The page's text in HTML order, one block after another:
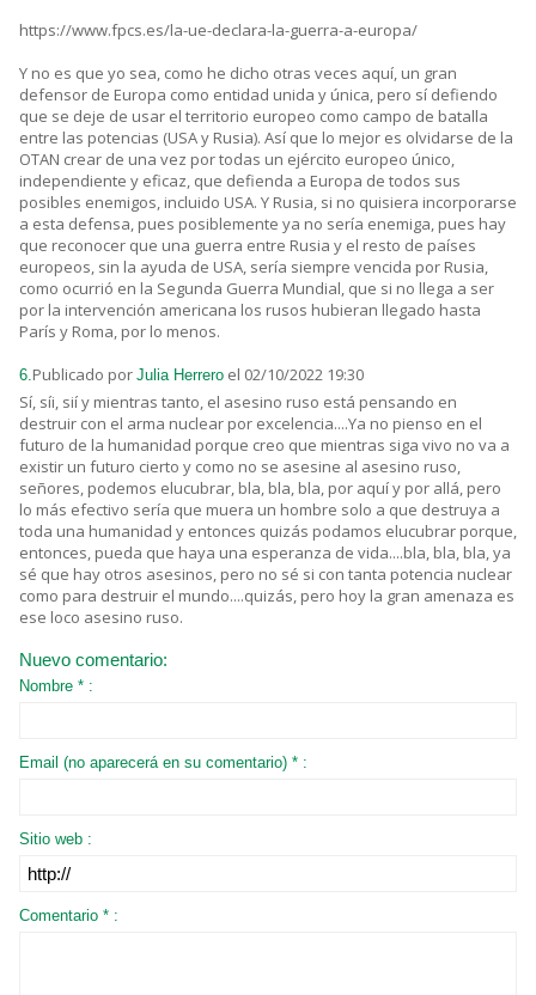
https://www.fpcs.es/la-ue-declara-la-guerra-a-europa/
Y no es que yo sea, como he dicho otras veces aquí, un gran
defensor de Europa como entidad unida y única, pero sí defiendo
que se deje de usar el territorio europeo como campo de batalla
entre las potencias (USA y Rusia). Así que lo mejor es olvidarse de la
OTAN crear de una vez por todas un ejército europeo único,
independiente y eficaz, que defienda a Europa de todos sus
posibles enemigos, incluido USA. Y Rusia, si no quisiera incorporarse
a esta defensa, pues posiblemente ya no sería enemiga, pues hay
que reconocer que una guerra entre Rusia y el resto de países
europeos, sin la ayuda de USA, sería siempre vencida por Rusia,
como ocurrió en la Segunda Guerra Mundial, que si no llega a ser
por la intervención americana los rusos hubieran llegado hasta
París y Roma, por lo menos.
6.Publicado por Julia Herrero el 02/10/2022 19:30
Sí, síi, sií y mientras tanto, el asesino ruso está pensando en
destruir con el arma nuclear por excelencia....Ya no pienso en el
futuro de la humanidad porque creo que mientras siga vivo no va a
existir un futuro cierto y como no se asesine al asesino ruso,
señores, podemos elucubrar, bla, bla, bla, por aquí y por allá, pero
lo más efectivo sería que muera un hombre solo a que destruya a
toda una humanidad y entonces quizás podamos elucubrar porque,
entonces, pueda que haya una esperanza de vida....bla, bla, bla, ya
sé que hay otros asesinos, pero no sé si con tanta potencia nuclear
como para destruir el mundo....quizás, pero hoy la gran amenaza es
ese loco asesino ruso.
Nuevo comentario:
Nombre * :
Email (no aparecerá en su comentario) * :
Sitio web :
Comentario * :